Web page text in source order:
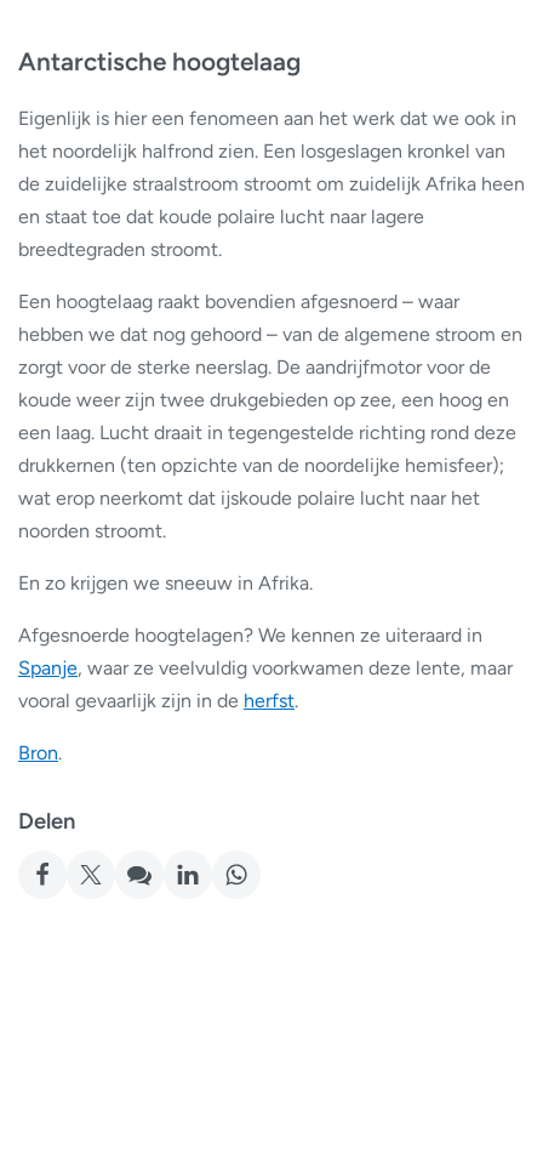
Antarctische hoogtelaag
Eigenlijk is hier een fenomeen aan het werk dat we ook in
het noordelijk halfrond zien. Een losgeslagen kronkel van
de zuidelijke straalstroom stroomt om zuidelijk Afrika heen
en staat toe dat koude polaire lucht naar lagere
breedtegraden stroomt.
Een hoogtelaag raakt bovendien afgesnoerd – waar
hebben we dat nog gehoord – van de algemene stroom en
zorgt voor de sterke neerslag. De aandrijfmotor voor de
koude weer zijn twee drukgebieden op zee, een hoog en
een laag. Lucht draait in tegengestelde richting rond deze
drukkernen (ten opzichte van de noordelijke hemisfeer);
wat erop neerkomt dat ijskoude polaire lucht naar het
noorden stroomt.
En zo krijgen we sneeuw in Afrika.
Afgesnoerde hoogtelagen? We kennen ze uiteraard in
Spanje, waar ze veelvuldig voorkwamen deze lente, maar
vooral gevaarlijk zijn in de herfst.
Bron.
Delen